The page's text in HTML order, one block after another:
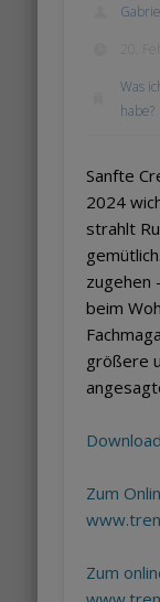
Was
habe?
Sanfte
2024
strahlt
zugehen
beim
größere
Zum
Zum